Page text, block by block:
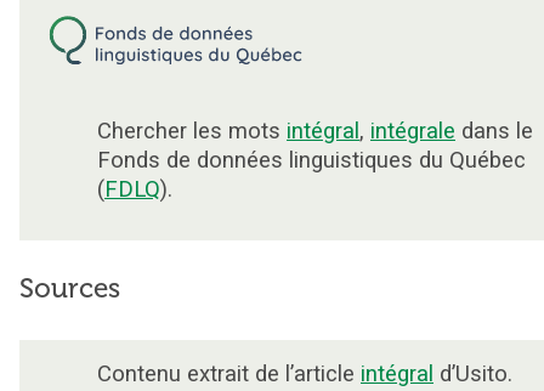
Chercher les mots intégral , intégrale dans le
Fonds de données linguistiques du Québec
(FDLQ).
Sources
Contenu extrait de l’article intégral d’Usito.